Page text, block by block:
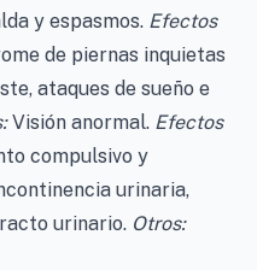
y espasmos. Efectos
de piernas inquietas
ataques de sueño e
Visión anormal. Efectos
compulsivo y
urinaria,
urinario. Otros: